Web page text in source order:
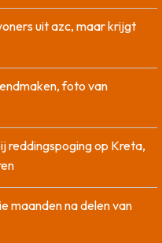
uit azc, maar krijgt
foto van
reddingspoging op Kreta,
maanden na delen van